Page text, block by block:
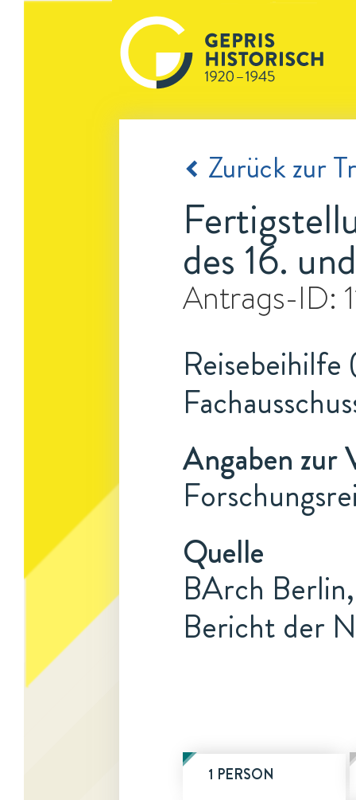
Zurück zur
des 16.
Antrags-ID:
Angaben zur
Quelle
BArch
Bericht der
1 PERSON